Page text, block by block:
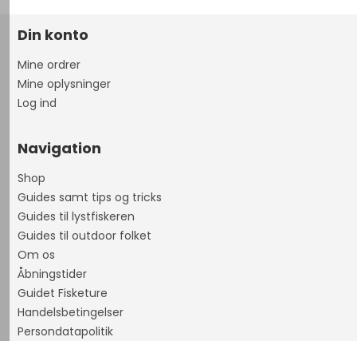
Din konto
Mine ordrer
Mine oplysninger
Log ind
Navigation
Shop
Guides samt tips og tricks
Guides til lystfiskeren
Guides til outdoor folket
Om os
Åbningstider
Guidet Fisketure
Handelsbetingelser
Persondatapolitik